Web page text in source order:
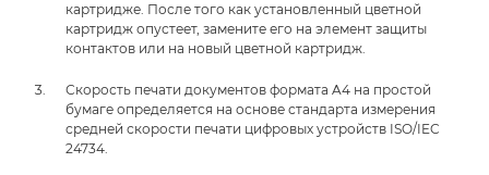
картридже. После того как установленный цветной
картридж опустеет, замените его на элемент защиты
контактов или на новый цветной картридж.
Скорость печати документов формата A4 на простой
бумаге определяется на основе стандарта измерения
средней скорости печати цифровых устройств ISO/IEC
24734.